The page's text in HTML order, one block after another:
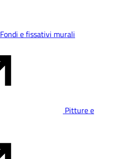
Fondi e fissativi murali
Pitture e